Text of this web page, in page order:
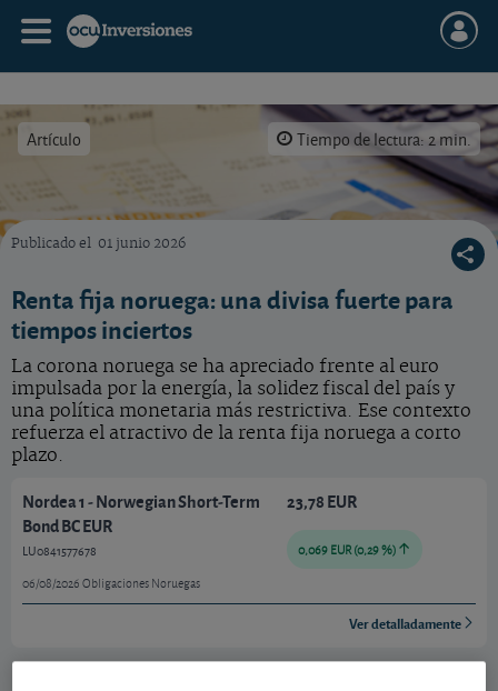
Artículo Tiempo de lectura: 2 min.
Publicado el 01 junio 2026
Renta fija noruega: una divisa fuerte para
tiempos inciertos
La corona noruega se ha apreciado frente al euro
impulsada por la energía, la solidez fiscal del país y
una política monetaria más restrictiva. Ese contexto
refuerza el atractivo de la renta fija noruega a corto
plazo.
Nordea 1 - Norwegian Short-Term
Bond BC EUR
LU0841577678
06/08/2026 Obligaciones Noruegas
23,78 EUR
0,069 EUR (0,29 %)
Ver detalladamente